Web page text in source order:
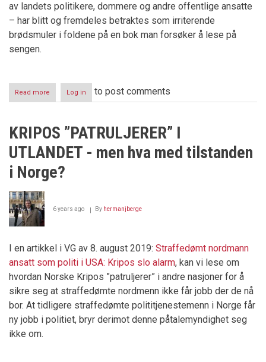
av landets politikere, dommere og andre offentlige ansatte
– har blitt og fremdeles betraktes som irriterende
brødsmuler i foldene på en bok man forsøker å lese på
sengen.
Read more
ARILD
–
Log in to post comments
KRIPOS ”PATRULJERER” I
UTLANDET - men hva med tilstanden
i Norge?
6 years ago By hermanjberge
I en artikkel i VG av 8. august 2019: Straffedømt nordmann
ansatt som politi i USA: Kripos slo alarm, kan vi lese om
hvordan Norske Kripos ”patruljerer” i andre nasjoner for å
sikre seg at straffedømte nordmenn ikke får jobb der de nå
bor. At tidligere straffedømte polititjenestemenn i Norge får
ny jobb i politiet, bryr derimot denne påtalemyndighet seg
ikke om.